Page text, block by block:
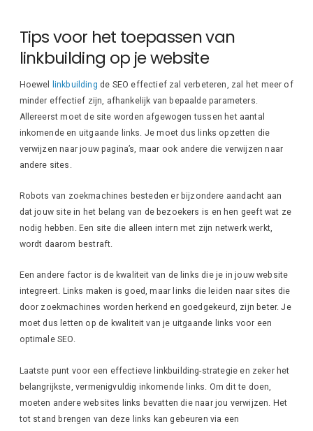
Tips voor het toepassen van
linkbuilding op je website
Hoewel linkbuilding de SEO effectief zal verbeteren, zal het meer of
minder effectief zijn, afhankelijk van bepaalde parameters.
Allereerst moet de site worden afgewogen tussen het aantal
inkomende en uitgaande links. Je moet dus links opzetten die
verwijzen naar jouw pagina’s, maar ook andere die verwijzen naar
andere sites.
Robots van zoekmachines besteden er bijzondere aandacht aan
dat jouw site in het belang van de bezoekers is en hen geeft wat ze
nodig hebben. Een site die alleen intern met zijn netwerk werkt,
wordt daarom bestraft.
Een andere factor is de kwaliteit van de links die je in jouw website
integreert. Links maken is goed, maar links die leiden naar sites die
door zoekmachines worden herkend en goedgekeurd, zijn beter. Je
moet dus letten op de kwaliteit van je uitgaande links voor een
optimale SEO.
Laatste punt voor een effectieve linkbuilding-strategie en zeker het
belangrijkste, vermenigvuldig inkomende links. Om dit te doen,
moeten andere websites links bevatten die naar jou verwijzen. Het
tot stand brengen van deze links kan gebeuren via een